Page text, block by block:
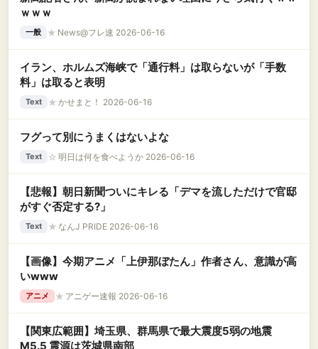
ｗｗｗ
一般 ★ News@フレ速 2026-06-16
イラン、ホルムズ海峡で「通行料」は取らないが「手数
料」は取ると表明
Text ★ かせまと！ 2026-06-16
フグって別にうまくはないよな
Text ☆ 明日は何を食べようか 2026-06-16
【悲報】朝日新聞ついにキレる「デマを流しただけで官邸
がすぐ否定する?」
Text ★ なんJ PRIDE 2026-06-16
【画像】今期アニメ「上伊那ぼたん」作者さん、意識が高
いwww
アニメ ★ アニゲー速報 2026-06-16
【関東広範囲】埼玉県、群馬県で最大震度5弱の地震
M5.5 震源は茨城県南部